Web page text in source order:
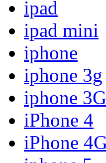
ipad
ipad mini
iphone
iphone 3g
iphone
iPhone 4
iPhone